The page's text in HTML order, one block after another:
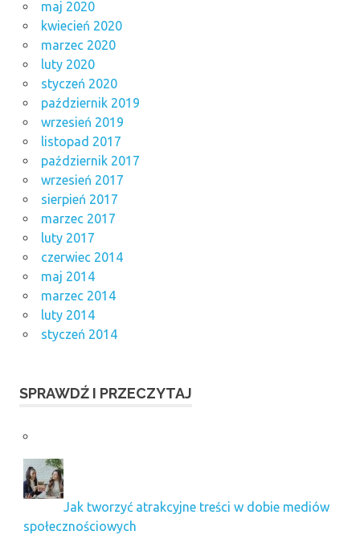
maj 2020
kwiecień 2020
marzec 2020
luty 2020
styczeń 2020
październik 2019
wrzesień 2019
listopad 2017
październik 2017
wrzesień 2017
sierpień 2017
marzec 2017
luty 2017
czerwiec 2014
maj 2014
marzec 2014
luty 2014
styczeń 2014
SPRAWDŹ I PRZECZYTAJ
Jak tworzyć atrakcyjne treści w dobie mediów
społecznościowych